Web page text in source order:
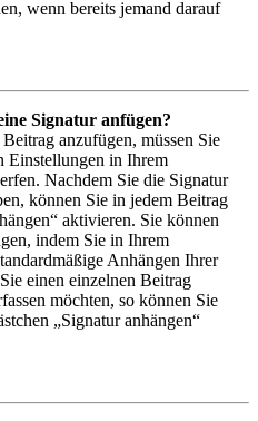
wenn bereits jemand darauf
Signatur anfügen?
anzufügen, müssen Sie
Einstellungen in Ihrem
Nachdem Sie die Signatur
können Sie in jedem Beitrag
aktivieren. Sie können
indem Sie in Ihrem
Anhängen Ihrer
einen einzelnen Beitrag
möchten, so können Sie
„Signatur anhängen“